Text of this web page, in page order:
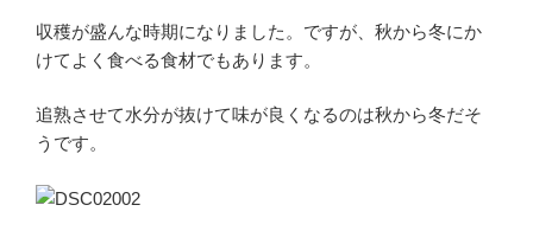
収穫が盛んな時期になりました。ですが、秋から冬にか
けてよく食べる食材でもあります。
追熟させて水分が抜けて味が良くなるのは秋から冬だそ
うです。